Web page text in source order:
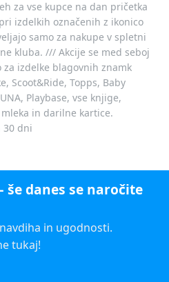
za vse kupce na dan pričetka
pri izdelkih označenih z ikonico
samo za nakupe v spletni
kluba. /// Akcije se med seboj
izdelke blagovnih znamk
Scoot&Ride, Topps, Baby
Playbase, vse knjige,
in darilne kartice.
30 dni
še danes se naročite
in ugodnosti.
tukaj!